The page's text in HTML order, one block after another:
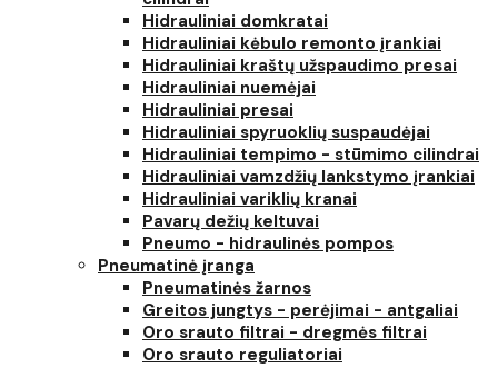
Hidrauliniai domkratai
Hidrauliniai kėbulo remonto įrankiai
Hidrauliniai kraštų užspaudimo presai
Hidrauliniai nuemėjai
Hidrauliniai presai
Hidrauliniai spyruoklių suspaudėjai
Hidrauliniai tempimo - stūmimo cilindrai
Hidrauliniai vamzdžių lankstymo įrankiai
Hidrauliniai variklių kranai
Pavarų dežių keltuvai
Pneumo - hidraulinės pompos
Pneumatinė įranga
Pneumatinės žarnos
Greitos jungtys - perėjimai - antgaliai
Oro srauto filtrai - dregmės filtrai
Oro srauto reguliatoriai